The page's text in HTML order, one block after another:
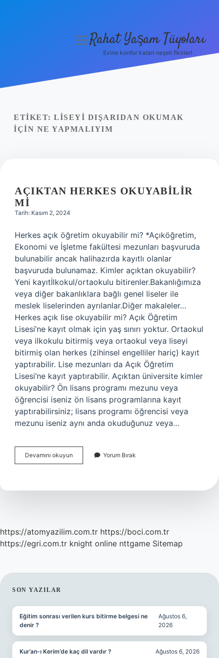
Yasal Uyarı
menüyü
Rahat Yaşam Tüyoları
Evine konfor katan neşeli fikirler!
ETIKET: LISEYI DIŞARIDAN OKUMAK
IÇIN NE YAPMALIYIM
AÇIKTAN HERKES OKUYABILIR
MI
Tarih: Kasım 2, 2024
Herkes açık öğretim okuyabilir mi? *Açıköğretim,
Ekonomi ve İşletme fakültesi mezunları başvuruda
bulunabilir ancak halihazırda kayıtlı olanlar
başvuruda bulunamaz. Kimler açıktan okuyabilir?
Yeni kayıtİlkokul/ortaokulu bitirenler.Bakanlığımıza
veya diğer bakanlıklara bağlı genel liseler ile
meslek liselerinden ayrılanlar.Diğer makaleler…
Herkes açık lise okuyabilir mi? Açık Öğretim
Lisesi’ne kayıt olmak için yaş sınırı yoktur. Ortaokul
veya ilkokulu bitirmiş veya ortaokul veya liseyi
bitirmiş olan herkes (zihinsel engelliler hariç) kayıt
yaptırabilir. Lise mezunları da Açık Öğretim
Lisesi’ne kayıt yaptırabilir. Açıktan üniversite kimler
okuyabilir? Ön lisans programı mezunu veya
öğrencisi iseniz ön lisans programlarına kayıt
yaptırabilirsiniz; lisans programı öğrencisi veya
mezunu iseniz aynı anda okuduğunuz veya…
Devamını okuyun
Herkes
Yorum Bırak
https://atomyazilim.com.tr https://boci.com.tr
https://egri.com.tr knight online nttgame Sitemap
SIDEBAR
SON YAZILAR
Eğitim sonrası verilen kurs bitirme belgesi ne
denir ?
Ağustos 6,
2026
Kur’an-ı Kerim’de kaç dil vardır ? Ağustos 6, 2026